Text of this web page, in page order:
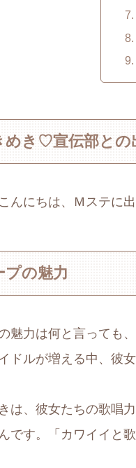
めき♡宣伝部との
んにちは、Ｍステに
プの魅力
魅力は何と言っても
ドルが増える中、彼
は、彼女たちの歌唱
です。「カワイイと